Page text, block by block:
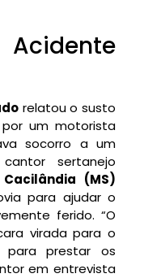
relatou o susto
um motorista
socorro a um
sertanejo
Cacilândia (MS)
para ajudar o
ferido. “O
virada para o
para prestar os
em entrevista